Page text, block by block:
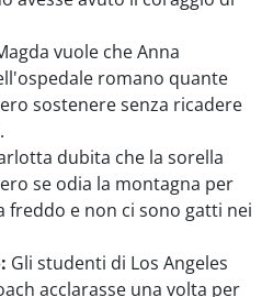
vuole che Anna
romano quante
sostenere senza ricadere
dubita che la sorella
se odia la montagna per
freddo e non ci sono gatti nei
Gli studenti di Los Angeles
acclarasse una volta per